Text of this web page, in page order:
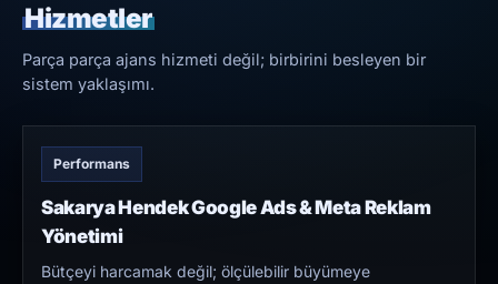
Hizmetler
Parça parça ajans hizmeti değil; birbirini besleyen bir
sistem yaklaşımı.
Performans
Sakarya Hendek Google Ads & Meta Reklam
Yönetimi
Bütçeyi harcamak değil; ölçülebilir büyümeye